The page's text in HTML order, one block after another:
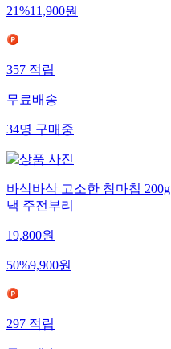
21%11,900원
357적립
무료배송
34명구매중
바삭바삭 고소한 참마칩
낵 주전부리
19,800원
50%9,900원
297적립